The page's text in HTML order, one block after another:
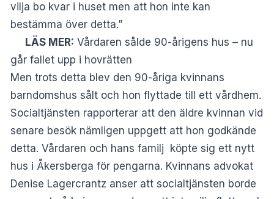
vilja bo kvar i huset men att hon inte kan
bestämma över detta.”
LÄS MER: Vårdaren sålde 90-årigens hus – nu
går fallet upp i hovrätten
Men trots detta blev den 90-åriga kvinnans
barndomshus sålt och hon flyttade till ett vårdhem.
Socialtjänsten rapporterar att den äldre kvinnan vid
senare besök nämligen uppgett att hon godkände
detta. Vårdaren och hans familj köpte sig ett nytt
hus i Åkersberga för pengarna. Kvinnans advokat
Denise Lagercrantz anser att socialtjänsten borde